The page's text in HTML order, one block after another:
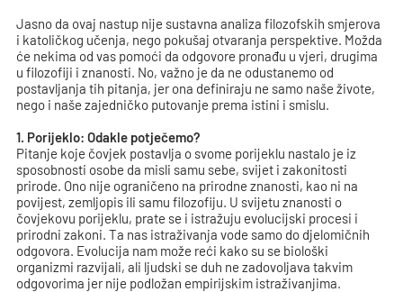
Jasno da ovaj nastup nije sustavna analiza filozofskih smjerova
i katoličkog učenja, nego pokušaj otvaranja perspektive. Možda
će nekima od vas pomoći da odgovore pronađu u vjeri, drugima
u filozofiji i znanosti. No, važno je da ne odustanemo od
postavljanja tih pitanja, jer ona definiraju ne samo naše živote,
nego i naše zajedničko putovanje prema istini i smislu.
1. Porijeklo: Odakle potječemo?
Pitanje koje čovjek postavlja o svome porijeklu nastalo je iz
sposobnosti osobe da misli samu sebe, svijet i zakonitosti
prirode. Ono nije ograničeno na prirodne znanosti, kao ni na
povijest, zemljopis ili samu filozofiju. U svijetu znanosti o
čovjekovu porijeklu, prate se i istražuju evolucijski procesi i
prirodni zakoni. Ta nas istraživanja vode samo do djelomičnih
odgovora. Evolucija nam može reći kako su se biološki
organizmi razvijali, ali ljudski se duh ne zadovoljava takvim
odgovorima jer nije podložan empirijskim istraživanjima.